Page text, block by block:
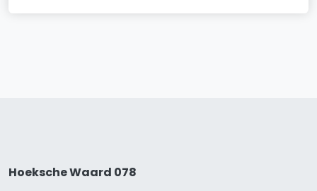
Hoeksche Waard 078